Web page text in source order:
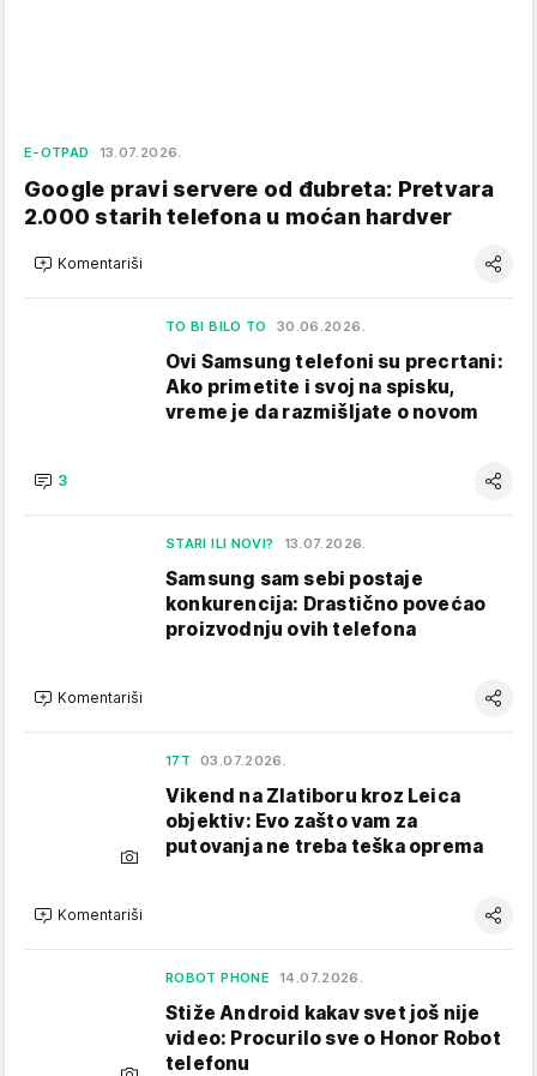
E-OTPAD 13.07.2026.
Google pravi servere od đubreta: Pretvara
2.000 starih telefona u moćan hardver
Komentariši
TO BI BILO TO 30.06.2026.
Ovi Samsung telefoni su precrtani:
Ako primetite i svoj na spisku,
vreme je da razmišljate o novom
3
STARI ILI NOVI? 13.07.2026.
Samsung sam sebi postaje
konkurencija: Drastično povećao
proizvodnju ovih telefona
Komentariši
17T 03.07.2026.
Vikend na Zlatiboru kroz Leica
objektiv: Evo zašto vam za
putovanja ne treba teška oprema
Komentariši
ROBOT PHONE 14.07.2026.
Stiže Android kakav svet još nije
video: Procurilo sve o Honor Robot
telefonu